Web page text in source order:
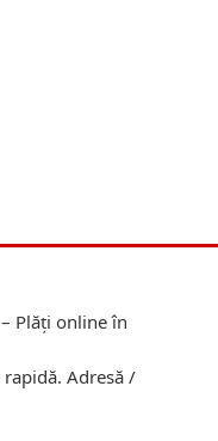
Plăți online în
Adresă /